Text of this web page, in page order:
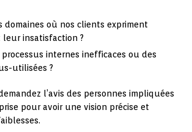
domaines où nos clients expriment
leur insatisfaction ?
internes inefficaces ou des
utilisées ?
l’avis des personnes impliquées
pour avoir une vision précise et